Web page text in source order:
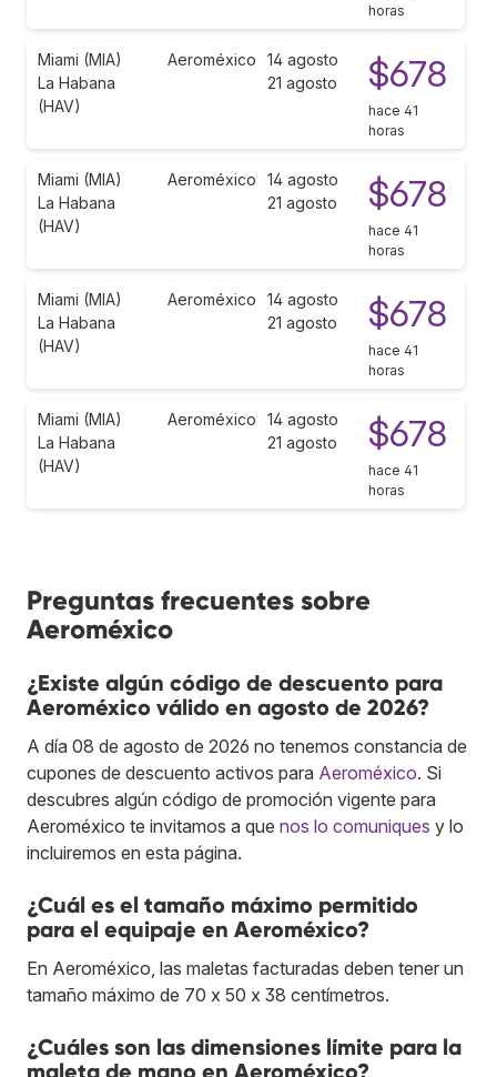
horas
Miami (MIA)
La Habana
(HAV)
Aeroméxico
14 agosto
21 agosto
$678
hace 41
horas
Miami (MIA)
La Habana
(HAV)
Aeroméxico
14 agosto
21 agosto
$678
hace 41
horas
Miami (MIA)
La Habana
(HAV)
Aeroméxico
14 agosto
21 agosto
$678
hace 41
horas
Miami (MIA)
La Habana
(HAV)
Aeroméxico
14 agosto
21 agosto
$678
hace 41
horas
Preguntas frecuentes sobre
Aeroméxico
¿Existe algún código de descuento para
Aeroméxico válido en agosto de 2026?
A día 08 de agosto de 2026 no tenemos constancia de
cupones de descuento activos para Aeroméxico. Si
descubres algún código de promoción vigente para
Aeroméxico te invitamos a que nos lo comuniques y lo
incluiremos en esta página.
¿Cuál es el tamaño máximo permitido
para el equipaje en Aeroméxico?
En Aeroméxico, las maletas facturadas deben tener un
tamaño máximo de 70 x 50 x 38 centímetros.
¿Cuáles son las dimensiones límite para la
maleta de mano en Aeroméxico?